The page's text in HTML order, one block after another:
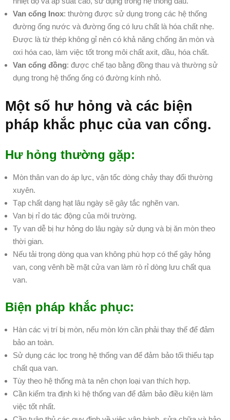
Van cổng Inox: thường được sử dụng trong các hệ thống
đường ống nước và đường ống có lưu chất là hóa chất nhẹ.
Được là từ thép không gỉ nên có khả năng chống ăn mòn và
oxi hóa cao, làm việc tốt trong môi chất axit, dầu, hóa chất.
Van cổng đồng: được chế tạo bằng đồng thau và thường sử
dụng trong hệ thống ống có đường kính nhỏ.
Một số hư hỏng và các biện
pháp khắc phục của van cổng.
Hư hỏng thường gặp:
Mòn thân van do áp lực, vận tốc dòng chảy thay đổi thường
xuyên.
Tạp chất dạng hạt lâu ngày sẽ gây tắc nghẽn van.
Van bị rỉ do tác động của môi trường.
Ty van dễ bị hư hỏng do lâu ngày sử dụng và bị ăn mòn theo
thời gian.
Nếu tải trọng dòng qua van không phù hợp có thể gây hỏng
van, cong vênh bề mặt cửa van làm rò rỉ dòng lưu chất qua
van.
Biện pháp khắc phục:
Hàn các vị trí bị mòn, nếu mòn lớn cần phải thay thế để đảm
bảo an toàn.
Sử dụng các lọc trong hệ thống van để đảm bảo tối thiểu tạp
chất qua van.
Tùy theo hệ thống mà ta nên chọn loại van thích hợp.
Cần kiểm tra định kì hệ thống van để đảm bảo điều kiện làm
việc tốt nhất.